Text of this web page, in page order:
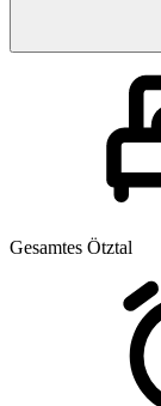
Gesamtes Ötztal